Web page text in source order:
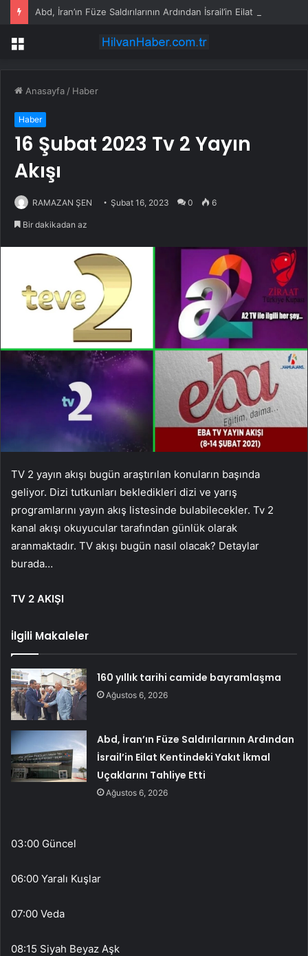
Menü
Anasayfa / Haber
Haber
16 Şubat 2023 Tv 2 Yayın
Akışı
RAMAZAN ŞEN Şubat 16, 2023 0 6
Bir dakikadan az
TV 2 yayın akışı bugün araştırılan konuların başında
geliyor. Dizi tutkunları bekledikleri dizi ve yarış
programlarını yayın akış listesinde bulabilecekler. Tv 2
kanal akışı okuyucular tarafından günlük olarak
aranmaktadır. TV akışı bugün nasıl olacak? Detaylar
burada…
TV 2 AKIŞI
İlgili Makaleler
160 yıllık tarihi camide bayramlaşma
Ağustos 6, 2026
Abd, İran’ın Füze Saldırılarının Ardından
İsrail’in Eilat Kentindeki Yakıt İkmal
Uçaklarını Tahliye Etti
Ağustos 6, 2026
03:00 Güncel
06:00 Yaralı Kuşlar
07:00 Veda
08:15 Siyah Beyaz Aşk